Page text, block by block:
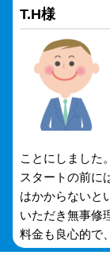
T.H様
ことにしました。
スタートの前に
はかからないと
いただき無事修
料金も良心的で